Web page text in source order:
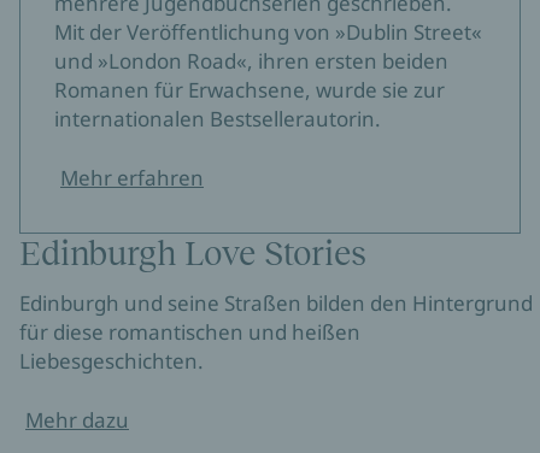
Mit der Veröffentlichung von »Dublin Street«
und »London Road«, ihren ersten beiden
Romanen für Erwachsene, wurde sie zur
internationalen Bestsellerautorin.
Mehr erfahren
Edinburgh Love Stories
Edinburgh und seine Straßen bilden den Hintergrund
für diese romantischen und heißen
Liebesgeschichten.
Mehr dazu